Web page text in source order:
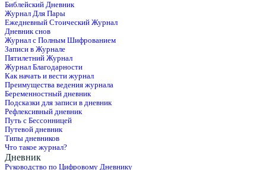
Библейский Дневник
Журнал Для Пары
Ежедневный Стоический Журнал
Дневник снов
Журнал с Полным Шифрованием
Записи в Журнале
Пятилетний Журнал
Журнал Благодарности
Как начать и вести журнал
Преимущества ведения журнала
Беременностный дневник
Подсказки для записи в дневник
Рефлексивный дневник
Путь с Бессонницей
Путевой дневник
Типы дневников
Что такое журнал?
Дневник
Руководство по Цифровому Дневнику